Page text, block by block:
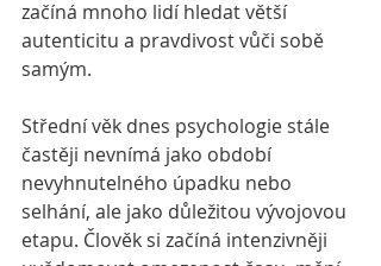
začíná mnoho lidí hledat větší
autenticitu a pravdivost vůči sobě
samým.
Střední věk dnes psychologie stále
častěji nevnímá jako období
nevyhnutelného úpadku nebo
selhání, ale jako důležitou vývojovou
etapu. Člověk si začíná intenzivněji